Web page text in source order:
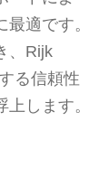
適です。
、Rijk
る信頼性
します。